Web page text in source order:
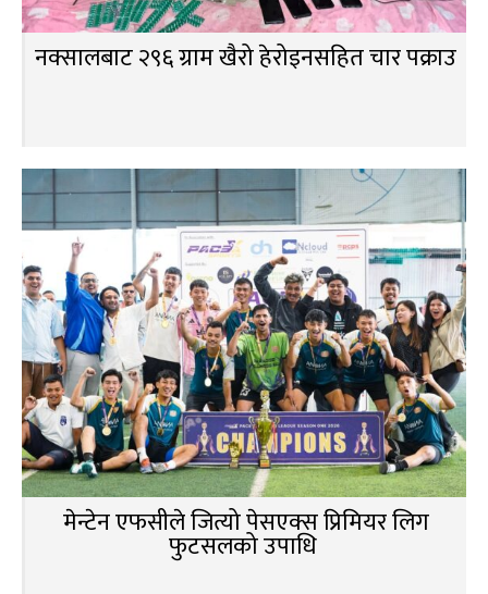
नक्सालबाट २९६ ग्राम खैरो हेरोइनसहित चार पक्राउ
मेन्टेन एफसीले जित्यो पेसएक्स प्रिमियर लिग
फुटसलको उपाधि